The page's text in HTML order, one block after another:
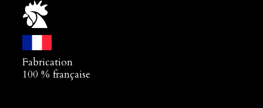
Fabrication
100 % française